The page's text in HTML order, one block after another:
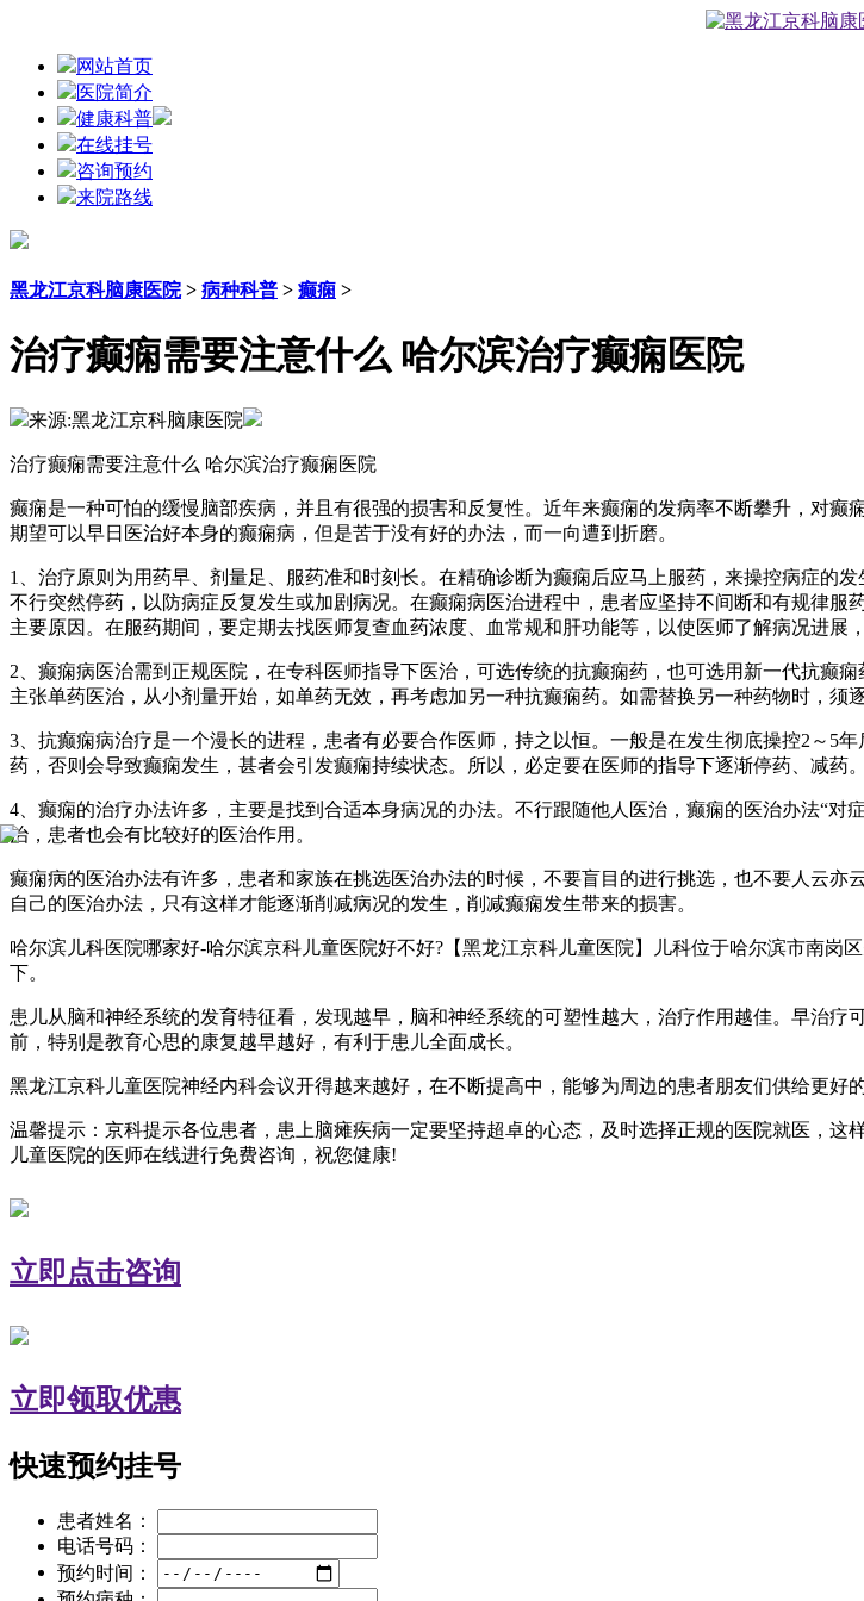
网站首页
医院简介
健康科普
在线挂号
咨询预约
来院路线
黑龙江京科脑康医院> 病种科普 > 癫痫 >
治疗癫痫需要注意什么 哈尔滨治疗癫痫医院
来源:黑龙江京科脑康医院
治疗癫痫需要注意什么 哈尔滨治疗癫痫医院
癫痫是一种可怕的缓慢脑部疾病，并且有很强的损害和反复性。近年来癫痫的发病率不断攀升，对
期望可以早日医治好本身的癫痫病，但是苦于没有好的办法，而一向遭到折磨。
1、治疗原则为用药早、剂量足、服药准和时刻长。在精确诊断为癫痫后应马上服药，来操控病症的
不行突然停药，以防病症反复发生或加剧病况。在癫痫病医治进程中，患者应坚持不间断和有规律
主要原因。在服药期间，要定期去找医师复查血药浓度、血常规和肝功能等，以使医师了解病况进展，
2、癫痫病医治需到正规医院，在专科医师指导下医治，可选传统的抗癫痫药，也可选用新一代抗癫
主张单药医治，从小剂量开始，如单药无效，再考虑加另一种抗癫痫药。如需替换另一种药物时，须
3、抗癫痫病治疗是一个漫长的进程，患者有必要合作医师，持之以恒。一般是在发生彻底操控2～5
药，否则会导致癫痫发生，甚者会引发癫痫持续状态。所以，必定要在医师的指导下逐渐停药、减药。
4、癫痫的治疗办法许多，主要是找到合适本身病况的办法。不行跟随他人医治，癫痫的医治办法“
治，患者也会有比较好的医治作用。
癫痫病的医治办法有许多，患者和家族在挑选医治办法的时候，不要盲目的进行挑选，也不要人云
自己的医治办法，只有这样才能逐渐削减病况的发生，削减癫痫发生带来的损害。
哈尔滨儿科医院哪家好-哈尔滨京科儿童医院好不好?【黑龙江京科儿童医院】儿科位于哈尔滨市南岗
下。
患儿从脑和神经系统的发育特征看，发现越早，脑和神经系统的可塑性越大，治疗作用越佳。早治
前，特别是教育心思的康复越早越好，有利于患儿全面成长。
黑龙江京科儿童医院神经内科会议开得越来越好，在不断提高中，能够为周边的患者朋友们供给更好
温馨提示：京科提示各位患者，患上脑瘫疾病一定要坚持超卓的心态，及时选择正规的医院就医，
儿童医院的医师在线进行免费咨询，祝您健康!
立即点击咨询
立即领取优惠
快速预约挂号
患者姓名：
电话号码：
预约时间：